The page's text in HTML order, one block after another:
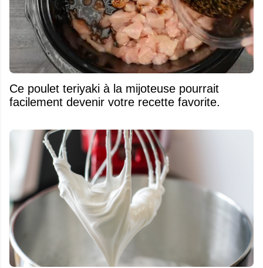
Ce poulet teriyaki à la mijoteuse pourrait
facilement devenir votre recette favorite.